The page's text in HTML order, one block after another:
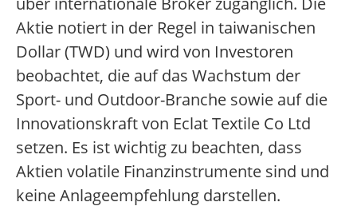
Aktie notiert in der Regel in taiwanischen
Dollar (TWD) und wird von Investoren
beobachtet, die auf das Wachstum der
Sport- und Outdoor-Branche sowie auf die
Innovationskraft von Eclat Textile Co Ltd
setzen. Es ist wichtig zu beachten, dass
Aktien volatile Finanzinstrumente sind und
keine Anlageempfehlung darstellen.